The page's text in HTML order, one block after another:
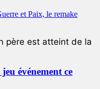
père est atteint de la
événement ce